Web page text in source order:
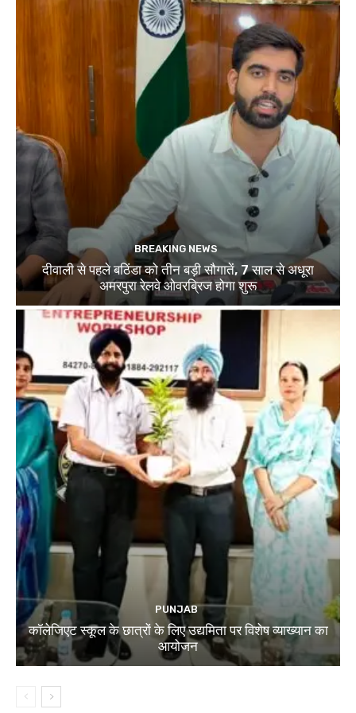
BREAKING NEWS
दीवाली से पहले बठिंडा को तीन बड़ी सौगातें, 7 साल से अधूरा
अमरपुरा रेलवे ओवरब्रिज होगा शुरू
PUNJAB
कॉलेजिएट स्कूल के छात्रों के लिए उद्यमिता पर विशेष व्याख्यान का
आयोजन